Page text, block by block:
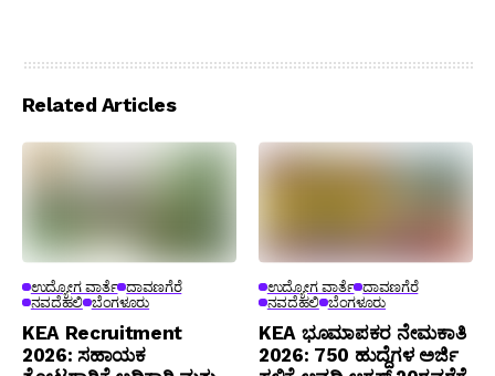
Related Articles
ಉದ್ಯೋಗ ವಾರ್ತೆ ದಾವಣಗೆರೆ
ನವದೆಹಲಿ ಬೆಂಗಳೂರು
KEA Recruitment
2026: ಸಹಾಯಕ
ಉದ್ಯೋಗ ವಾರ್ತೆ ದಾವಣಗೆರೆ
ನವದೆಹಲಿ ಬೆಂಗಳೂರು
KEA ಭೂಮಾಪಕರ ನೇಮಕಾತಿ
2026: 750 ಹುದ್ದೆಗಳ ಅರ್ಜಿ